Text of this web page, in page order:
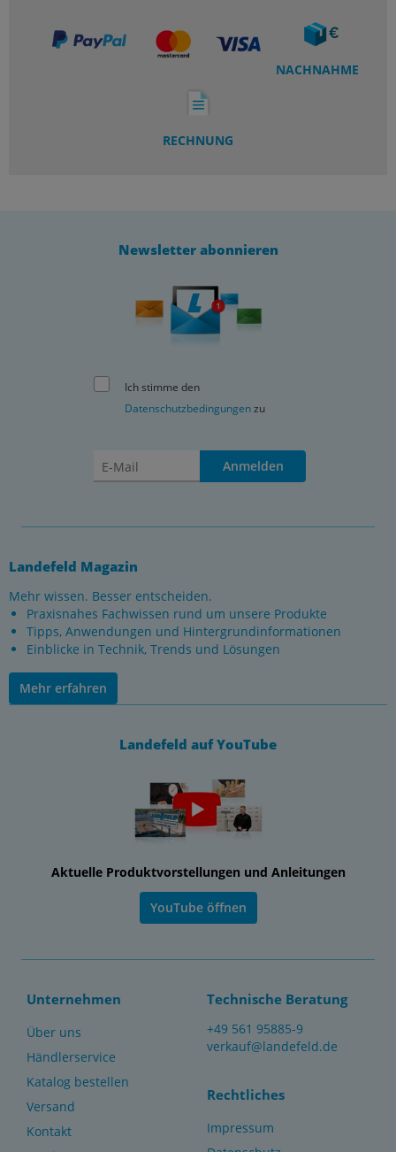
NACHNAHME
RECHNUNG
Newsletter abonnieren
Ich stimme den
Datenschutzbedingungenzu
Anmelden
Landefeld Magazin
Mehr wissen. Besser entscheiden.
Praxisnahes Fachwissen rund um unsere Produkte
Tipps, Anwendungen und Hintergrundinformationen
Einblicke in Technik, Trends und Lösungen
Mehr erfahren
Landefeld auf YouTube
Aktuelle Produktvorstellungen und Anleitungen
YouTube öffnen
Unternehmen
Über uns
Händlerservice
Katalog bestellen
Versand
Kontakt
Technische Beratung
+49 561 95885-9
verkauf@landefeld.de
Rechtliches
Impressum